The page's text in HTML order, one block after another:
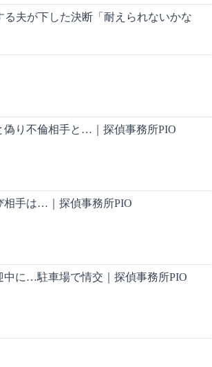
る夫が下した決断「耐えられないかな
偽り不倫相手と…｜探偵事務所PIO
相手は…｜探偵事務所PIO
中に…駐車場で情交｜探偵事務所PIO